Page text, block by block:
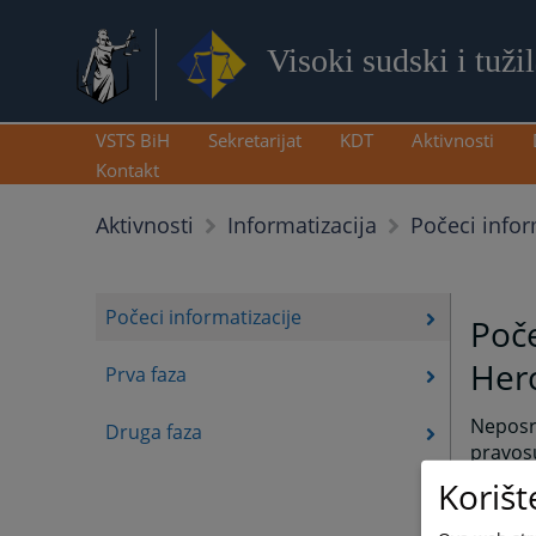
Visoki sudski i
VSTS BiH Sekretarijat KDT Aktivnosti
Kontakt
Aktivnosti Informatizacija Počeci
Počeci informatizacije
Prva faza
Druga faza
su